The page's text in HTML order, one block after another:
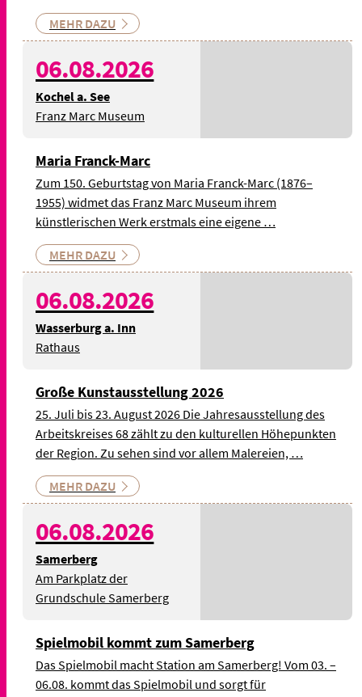
MEHR DAZU
06.08.2026
Kochel a. See
Franz Marc Museum
Maria Franck-Marc
Zum 150. Geburtstag von Maria Franck-Marc (1876–
1955) widmet das Franz Marc Museum ihrem
künstlerischen Werk erstmals eine eigene …
MEHR DAZU
06.08.2026
Wasserburg a. Inn
Rathaus
Große Kunstausstellung 2026
25. Juli bis 23. August 2026 Die Jahresausstellung des
Arbeitskreises 68 zählt zu den kulturellen Höhepunkten
der Region. Zu sehen sind vor allem Malereien, …
MEHR DAZU
06.08.2026
Samerberg
Am Parkplatz der
Grundschule Samerberg
Spielmobil kommt zum Samerberg
Das Spielmobil macht Station am Samerberg! Vom 03. –
06.08. kommt das Spielmobil und sorgt für